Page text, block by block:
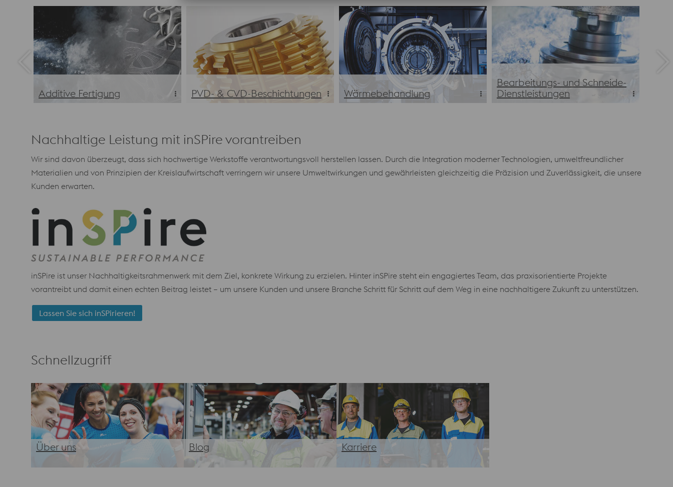
Additive Fertigung PVD- & CVD-Beschichtungen Wärmebehandlung
Bearbeitungs- und Schneide-
Dienstleistungen
Nachhaltige Leistung mit inSPire vorantreiben
Wir sind davon überzeugt, dass sich hochwertige Werkstoffe verantwortungsvoll herstellen lassen. Durch die Integration moderner Technologien, umweltfreundlicher
Materialien und von Prinzipien der Kreislaufwirtschaft verringern wir unsere Umweltwirkungen und gewährleisten gleichzeitig die Präzision und Zuverlässigkeit, die unsere
Kunden erwarten.
inSPire ist unser Nachhaltigkeitsrahmenwerk mit dem Ziel, konkrete Wirkung zu erzielen. Hinter inSPire steht ein engagiertes Team, das praxisorientierte Projekte
vorantreibt und damit einen echten Beitrag leistet – um unsere Kunden und unsere Branche Schritt für Schritt auf dem Weg in eine nachhaltigere Zukunft zu unterstützen.
Lassen Sie sich inSPirieren!
Schnellzugriff
Über uns Blog Karriere